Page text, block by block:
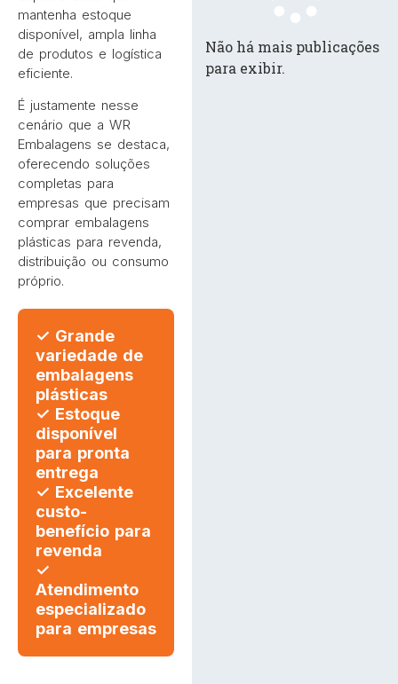
mantenha estoque
disponível, ampla linha
de produtos e logística
eficiente.
É justamente nesse
cenário que a WR
Embalagens se destaca,
oferecendo soluções
completas para
empresas que precisam
comprar embalagens
plásticas para revenda,
distribuição ou consumo
próprio.
✓ Grande
variedade de
embalagens
plásticas
✓ Estoque
disponível
para pronta
entrega
✓ Excelente
custo-
benefício para
revenda
✓
Atendimento
especializado
para empresas
Não há mais publicações
para exibir.